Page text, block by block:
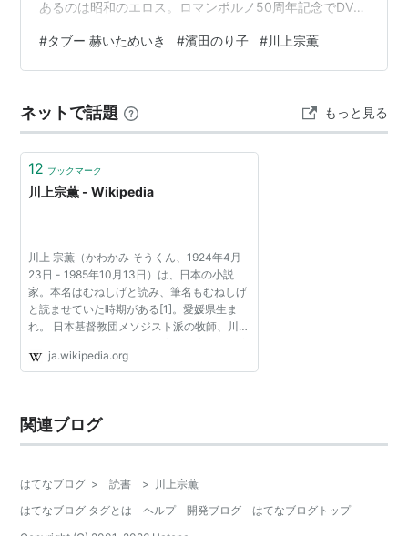
あるのは昭和のエロス。ロマンポルノ50周年記念でDVD
トフォーのセンターボーカルを務めた濱田のり子で、化
粧の具合などもあるのだろうが、男を引き寄せるような
も昭和だが、それがまた現在と比較すると新鮮で艶めか
しさを感じさせる。製作費云々もあるのだろう。作風は
正直チープだ。もっとも数作ってなんぼという…
#タブー 赫いためいき #濱田のり子 #川上宗薫
ネットで話題 もっと見る
12 ブックマーク
川上宗薫 - Wikipedia
川上 宗薫（かわかみ そうくん、1924年4月
23日 - 1985年10月13日）は、日本の小説
家。本名はむねしげと読み、筆名もむねしげ
と読ませていた時期がある[1]。愛媛県生ま
れ。 日本基督教団メソジスト派の牧師、川上
平三の子として[2]愛媛県東宇和郡宇和町卯之
町（現在の西予市）に生まれる。大分県と長
ja.wikipedia.org
関連ブログ
はてなブログ > 読書 > 川上宗薫
はてなブログ タグとは
ヘルプ 開発ブログ
はてなブログトップ